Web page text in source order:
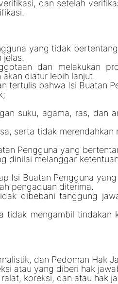
dan setelah
yang tidak
jelas.
dan melakukan
diatur lebih lanjut.
tertulis bahwa Isi Buatan
suku, agama, ras, dan
serta tidak
Pengguna yang
dinilai melanggar
Isi Buatan Pengguna
pengaduan diterima.
dibebani tanggung
mengambil tindakan
dan Pedoman Hak
atau yang diberi hak
koreksi, dan atau hak